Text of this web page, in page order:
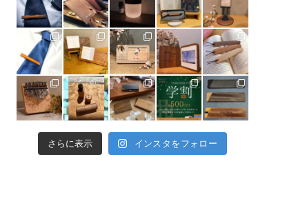
さらに表示 インスタをフォロー